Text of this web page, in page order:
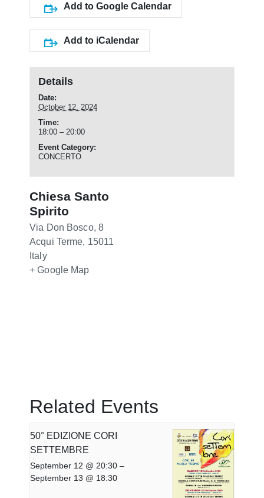
Add to Google Calendar
Add to iCalendar
Details
Date:
October 12, 2024
Time:
18:00 – 20:00
Event Category:
CONCERTO
Chiesa Santo
Spirito
Via Don Bosco, 8
Acqui Terme, 15011
Italy
+ Google Map
Related Events
50° EDIZIONE CORI
SETTEMBRE
September 12 @ 20:30 –
September 13 @ 18:30